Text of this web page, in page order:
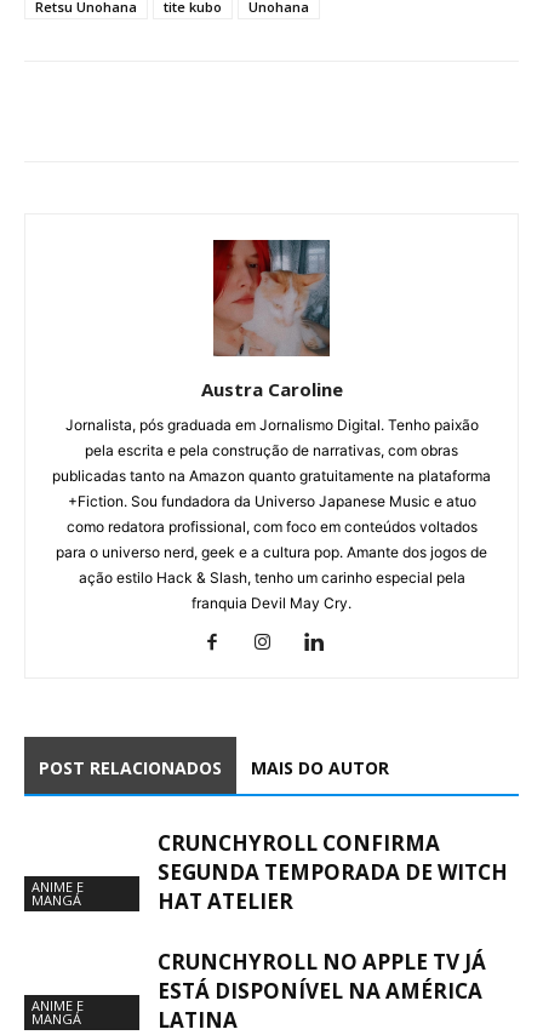
Retsu Unohana tite kubo Unohana
Austra Caroline
Jornalista, pós graduada em Jornalismo Digital. Tenho paixão
pela escrita e pela construção de narrativas, com obras
publicadas tanto na Amazon quanto gratuitamente na plataforma
+Fiction. Sou fundadora da Universo Japanese Music e atuo
como redatora profissional, com foco em conteúdos voltados
para o universo nerd, geek e a cultura pop. Amante dos jogos de
ação estilo Hack & Slash, tenho um carinho especial pela
franquia Devil May Cry.
POST RELACIONADOS MAIS DO AUTOR
ANIME E
MANGÁ
CRUNCHYROLL CONFIRMA
SEGUNDA TEMPORADA DE WITCH
HAT ATELIER
ANIME E
MANGÁ
CRUNCHYROLL NO APPLE TV JÁ
ESTÁ DISPONÍVEL NA AMÉRICA
LATINA